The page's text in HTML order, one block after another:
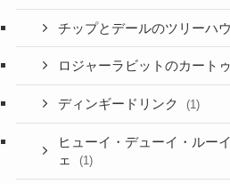
チップとデールのツリーハ
ロジャーラビットのカート
ディンギードリンク (1)
ヒューイ・デューイ・ルー
ェ
(1)